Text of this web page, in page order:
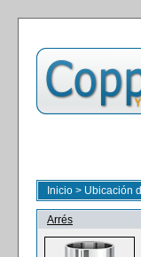
Inicio > Ubicación
Arrés